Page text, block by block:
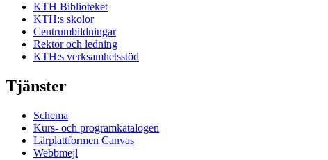
KTH Biblioteket
KTH:s skolor
Centrumbildningar
Rektor och ledning
KTH:s verksamhetsstöd
Tjänster
Schema
Kurs- och programkatalogen
Lärplattformen Canvas
Webbmejl